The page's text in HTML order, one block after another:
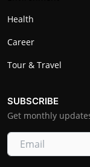
Health
Career
Tour & Travel
SUBSCRIBE
Get monthly